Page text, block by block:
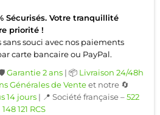
Sécurisés. Votre tranquillité
priorité !
sans souci avec nos paiements
carte bancaire ou PayPal.
Garantie 2 ans | 📦 Livraison 24/48h
Générales de Venteet notre 🔄
14 jours | 📍 Société française –522
148 121 RCS